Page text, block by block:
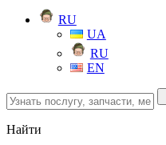
RU
UA
RU
EN
Узнать
послугу,
запчасти,
местоположение
Найти